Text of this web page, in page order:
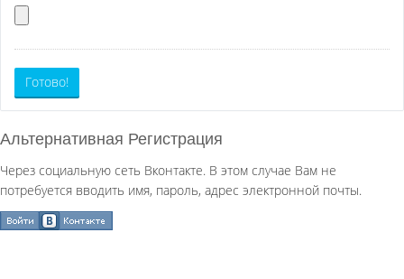
Готово!
Альтернативная Регистрация
Через социальную сеть Вконтакте. В этом случае Вам не
потребуется вводить имя, пароль, адрес электронной почты.